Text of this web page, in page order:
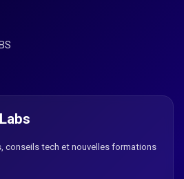
conseils tech et nouvelles formations